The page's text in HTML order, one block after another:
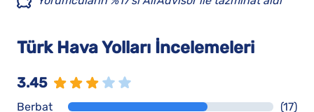
Türk Hava Yolları İncelemeleri
3.45
Berbat
(17)